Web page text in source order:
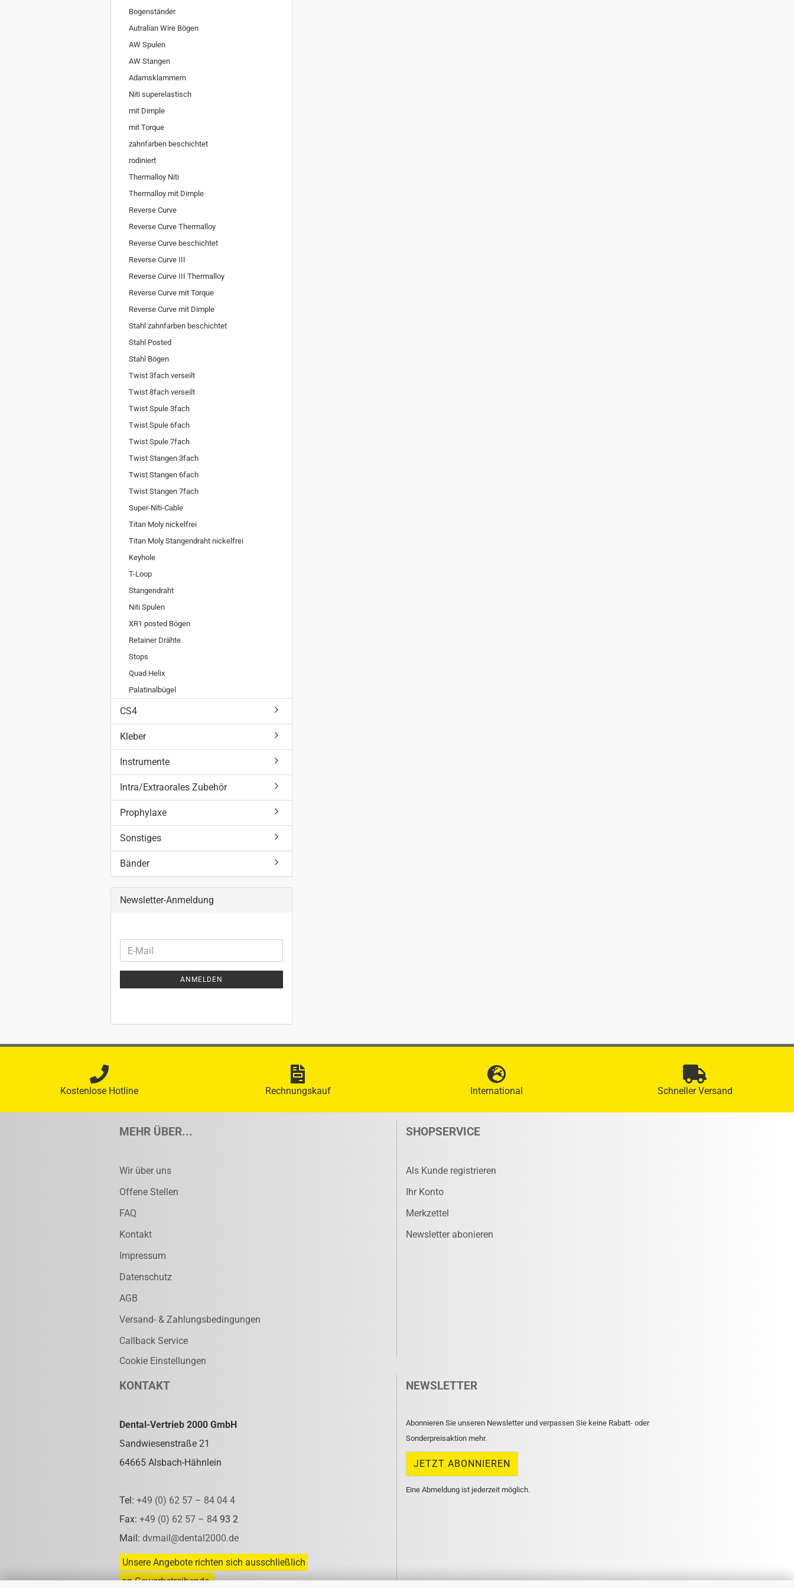
Bogenständer
Autralian Wire Bögen
AW Spulen
AW Stangen
Adamsklammern
Niti superelastisch
mit Dimple
mit Torque
zahnfarben beschichtet
rodiniert
Thermalloy Niti
Thermalloy mit Dimple
Reverse Curve
Reverse Curve Thermalloy
Reverse Curve beschichtet
Reverse Curve III
Reverse Curve III Thermalloy
Reverse Curve mit Torque
Reverse Curve mit Dimple
Stahl zahnfarben beschichtet
Stahl Posted
Stahl Bögen
Twist 3fach verseilt
Twist 8fach verseilt
Twist Spule 3fach
Twist Spule 6fach
Twist Spule 7fach
Twist Stangen 3fach
Twist Stangen 6fach
Twist Stangen 7fach
Super-Niti-Cable
Titan Moly nickelfrei
Titan Moly Stangendraht nickelfrei
Keyhole
T-Loop
Stangendraht
Niti Spulen
XR1 posted Bögen
Retainer Drähte
Stops
Quad Helix
Palatinalbügel
CS4
Kleber
Instrumente
Intra/Extraorales Zubehör
Prophylaxe
Sonstiges
Bänder
Newsletter-Anmeldung
WEITER
ZUR
NEWSLETTER-
E-
Mail
ANMELDEN
Kostenlose Hotline Rechnungskauf International Schneller Versand
MEHR ÜBER...
Wir über uns
Offene Stellen
FAQ
Kontakt
Impressum
Datenschutz
AGB
Versand- & Zahlungsbedingungen
Callback Service
Cookie Einstellungen
SHOPSERVICE
Als Kunde registrieren
Ihr Konto
Merkzettel
Newsletter abonieren
KONTAKT
Dental-Vertrieb 2000 GmbH
Sandwiesenstraße 21
64665 Alsbach-Hähnlein
Tel: +49 (0) 62 57 – 84 04 4
Fax: +49 (0) 62 57 – 84 93 2
Mail: dvmail@dental2000.de
Unsere Angebote richten sich ausschließlich
an Gewerbetreibende.
NEWSLETTER
Abonnieren Sie unseren Newsletter und verpassen Sie keine Rabatt- oder
Sonderpreisaktion mehr.
Eine Abmeldung ist jederzeit möglich.